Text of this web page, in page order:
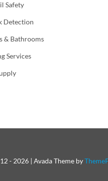
Safety
Detection
& Bathrooms
Services
- 2026 | Avada Theme by